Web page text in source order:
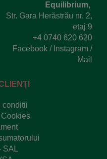
Equilibrium,
Str. Gara Herăstrău nr. 2,
etaj 9
+4 0740 620 620
Facebook / Instagram /
Mail
conditii
SAL